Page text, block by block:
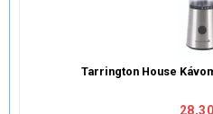
Tarrington House